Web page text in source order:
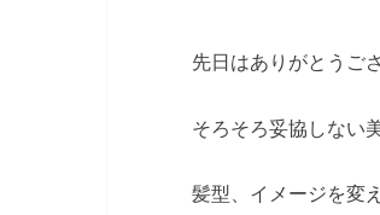
先日はありがとうご
そろそろ妥協しない
髪型、イメージを変